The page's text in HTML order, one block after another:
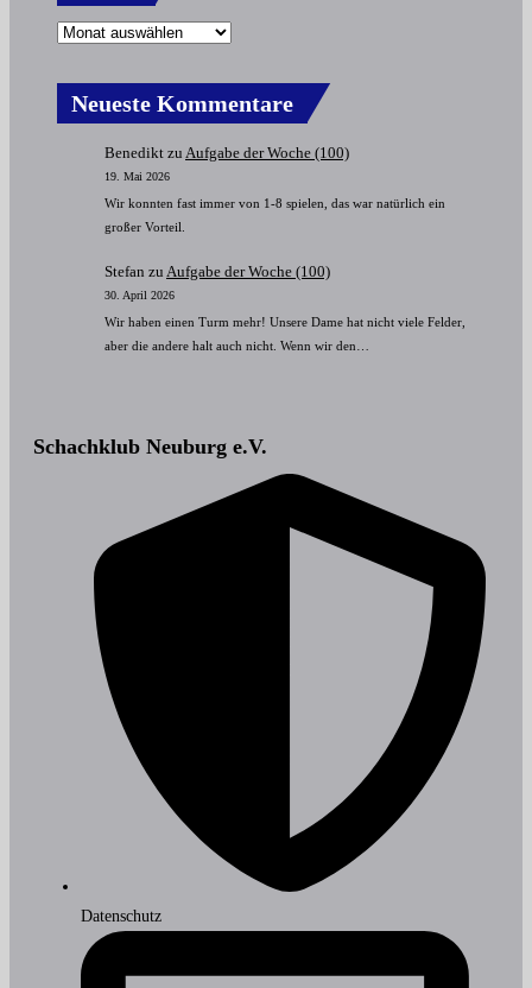
Neueste Kommentare
Benedikt zu Aufgabe der Woche (100)
19. Mai 2026
Wir konnten fast immer von 1-8 spielen, das war natürlich ein
großer Vorteil.
Stefan zu Aufgabe der Woche (100)
30. April 2026
Wir haben einen Turm mehr! Unsere Dame hat nicht viele Felder,
aber die andere halt auch nicht. Wenn wir den…
Schachklub Neuburg e.V.
Datenschutz